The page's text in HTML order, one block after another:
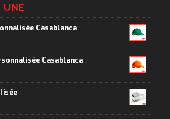
UNE
Casablanca
Casablanca